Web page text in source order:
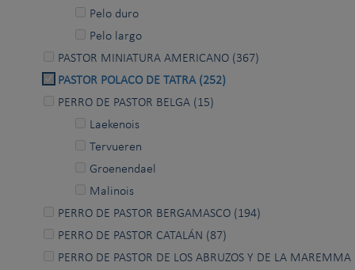
Pelo duro
Pelo largo
PASTOR MINIATURA AMERICANO (367)
PASTOR POLACO DE TATRA (252)
PERRO DE PASTOR BELGA (15)
Laekenois
Tervueren
Groenendael
Malinois
PERRO DE PASTOR BERGAMASCO (194)
PERRO DE PASTOR CATALÁN (87)
PERRO DE PASTOR DE LOS ABRUZOS Y DE LA